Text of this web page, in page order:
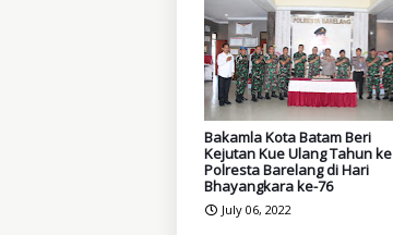
Bakamla Kota Batam Beri
Kejutan Kue Ulang Tahun ke
Polresta Barelang di Hari
Bhayangkara ke-76
July 06, 2022